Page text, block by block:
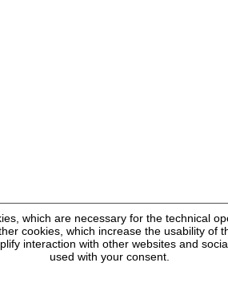
which are necessary for the technical
cookies, which increase the usability of
interaction with other websites and
used with your consent.